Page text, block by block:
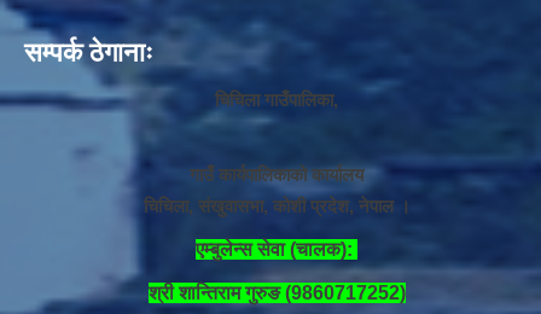
सम्पर्क ठेगानाः
चिचिला गाउँपालिका,
गाउँ कार्यपालिकाको कार्यालय
चिचिला, संखुवासभा, कोशी प्रदेश, नेपाल ।
एम्बुलेन्स सेवा (चालक):
श्री शान्तिराम गुरुङ (9860717252)